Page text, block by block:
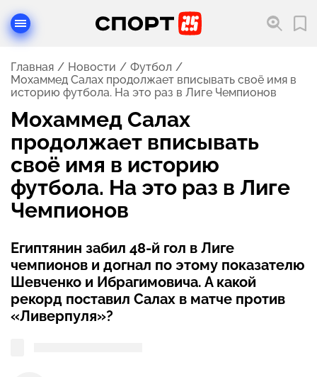
Главная Новости
Футбол
Мохаммед Салах продолжает вписывать своё имя в
историю футбола. На это раз в Лиге Чемпионов
Мохаммед Салах
продолжает вписывать
своё имя в историю
футбола. На это раз в Лиге
Чемпионов
Египтянин забил 48-й гол в Лиге
чемпионов и догнал по этому показателю
Шевченко и Ибрагимовича. А какой
рекорд поставил Салах в матче против
«Ливерпуля»?